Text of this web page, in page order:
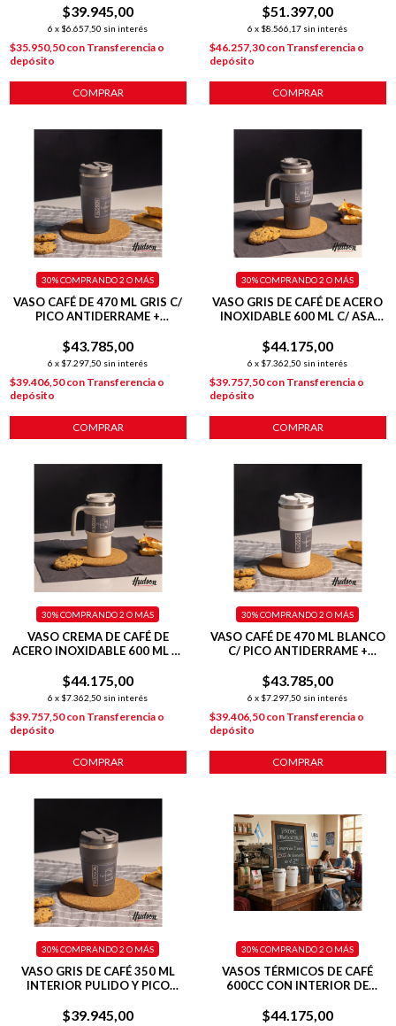
$39.945,00
6 x $6.657,50 sin interés
$35.950,50con Transferencia o
depósito
COMPRAR
$51.397,00
6 x $8.566,17 sin interés
$46.257,30con Transferencia o
depósito
COMPRAR
VASO CAFÉ DE 470 ML GRIS C/
PICO ANTIDERRAME +
HERMÉTICA
$43.785,00
6 x $7.297,50 sin interés
30%COMPRANDO 2 O MÁS
$39.406,50con Transferencia o
depósito
COMPRAR
VASO GRIS DE CAFÉ DE ACERO
INOXIDABLE 600 ML C/ ASA
$44.175,00
6 x $7.362,50 sin interés
30%COMPRANDO 2 O MÁS
$39.757,50con Transferencia o
depósito
COMPRAR
VASO CREMA DE CAFÉ DE
ACERO INOXIDABLE 600 ML C/
$44.175,00
6 x $7.362,50 sin interés
30%COMPRANDO 2 O MÁS
$39.757,50con Transferencia o
depósito
COMPRAR
VASO CAFÉ DE 470 ML BLANCO
C/ PICO ANTIDERRAME +
HERMÉTICA
$43.785,00
6 x $7.297,50 sin interés
30%COMPRANDO 2 O MÁS
$39.406,50con Transferencia o
depósito
COMPRAR
VASO GRIS DE CAFÉ 350 ML
INTERIOR PULIDO Y PICO
$39.945,00
30%COMPRANDO 2 O MÁS
VASOS TÉRMICOS DE CAFÉ
600CC CON INTERIOR DE
$44.175,00
30%COMPRANDO 2 O MÁS